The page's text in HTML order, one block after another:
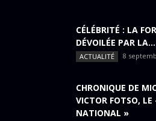
CÉLÉBRITÉ : LA
DÉVOILÉE PAR LA...
ACTUALITÉ 8
CHRONIQUE DE
VICTOR FOTSO,
NATIONAL »